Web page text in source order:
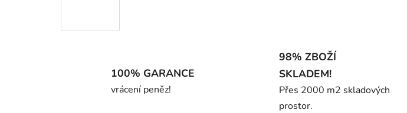
100% GARANCE
vrácení peněz!
98% ZBOŽÍ
SKLADEM!
Přes 2000 m2 skladových
prostor.